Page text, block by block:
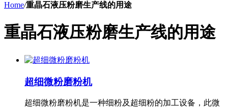
Home/重晶石液压粉磨生产线的用途
重晶石液压粉磨生产线的用途
超细微粉磨粉机
超细微粉磨粉机是一种细粉及超细粉的加工设备，此微